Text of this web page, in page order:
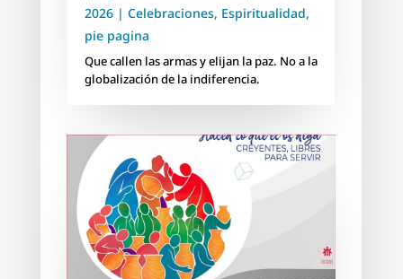
2026| Celebraciones, Espiritualidad,
pie pagina
Que callen las armas y elijan la paz. No a la
globalización de la indiferencia.